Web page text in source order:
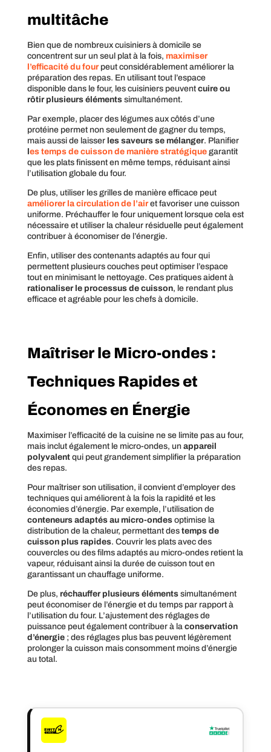
multitâche
Bien que de nombreux cuisiniers à domicile se
concentrent sur un seul plat à la fois, maximiser
l’efficacité du fourpeut considérablement améliorer la
préparation des repas. En utilisant tout l’espace
disponible dans le four, les cuisiniers peuvent cuire ou
rôtir plusieurs élémentssimultanément.
Par exemple, placer des légumes aux côtés d’une
protéine permet non seulement de gagner du temps,
mais aussi de laisser les saveurs se mélanger. Planifier
les temps de cuisson de manière stratégiquegarantit
que les plats finissent en même temps, réduisant ainsi
l’utilisation globale du four.
De plus, utiliser les grilles de manière efficace peut
améliorer la circulation de l’airet favoriser une cuisson
uniforme. Préchauffer le four uniquement lorsque cela est
nécessaire et utiliser la chaleur résiduelle peut également
contribuer à économiser de l’énergie.
Enfin, utiliser des contenants adaptés au four qui
permettent plusieurs couches peut optimiser l’espace
tout en minimisant le nettoyage. Ces pratiques aident à
rationaliser le processus de cuisson, le rendant plus
efficace et agréable pour les chefs à domicile.
Maîtriser le Micro-ondes :
Techniques Rapides et
Économes en Énergie
Maximiser l’efficacité de la cuisine ne se limite pas au four,
mais inclut également le micro-ondes, un appareil
polyvalentqui peut grandement simplifier la préparation
des repas.
Pour maîtriser son utilisation, il convient d’employer des
techniques qui améliorent à la fois la rapidité et les
économies d’énergie. Par exemple, l’utilisation de
conteneurs adaptés au micro-ondesoptimise la
distribution de la chaleur, permettant des temps de
cuisson plus rapides. Couvrir les plats avec des
couvercles ou des films adaptés au micro-ondes retient la
vapeur, réduisant ainsi la durée de cuisson tout en
garantissant un chauffage uniforme.
De plus, réchauffer plusieurs élémentssimultanément
peut économiser de l’énergie et du temps par rapport à
l’utilisation du four. L’ajustement des réglages de
puissance peut également contribuer à la conservation
d’énergie; des réglages plus bas peuvent légèrement
prolonger la cuisson mais consomment moins d’énergie
au total.